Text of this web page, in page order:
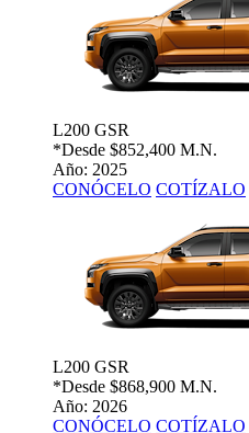
L200 GSR
*Desde $852,400 M.N.
Año: 2025
CONÓCELO COTÍZALO
L200 GSR
*Desde $868,900 M.N.
Año: 2026
CONÓCELO COTÍZALO